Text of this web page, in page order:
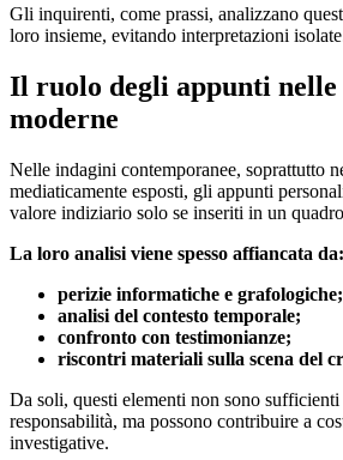
Gli inquirenti, come prassi, analizzano
loro insieme, evitando interpretazioni
Il ruolo degli appunti
moderne
Nelle indagini contemporanee, soprattutto
mediaticamente esposti, gli appunti
valore indiziario solo se inseriti in un
La loro analisi viene spesso affiancata da:
perizie informatiche e grafologiche;
analisi del contesto temporale;
confronto con testimonianze;
riscontri materiali sulla scena del
Da soli, questi elementi non sono sufficienti
responsabilità, ma possono contribuire a
investigative.